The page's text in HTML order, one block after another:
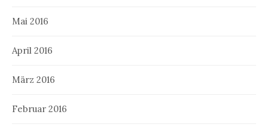
Mai 2016
April 2016
März 2016
Februar 2016